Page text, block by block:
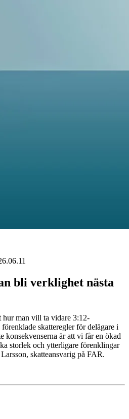
bli verklighet nästa
hur man vill ta vidare 3:12-
skatteregler för delägare i
konsekvenserna är att vi får en ökad
storlek och ytterligare förenklingar
skatteansvarig på FAR.